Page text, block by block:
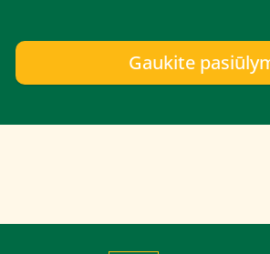
Gaukite